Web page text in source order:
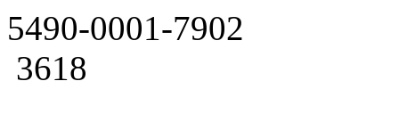
5490-0001-7902
3618